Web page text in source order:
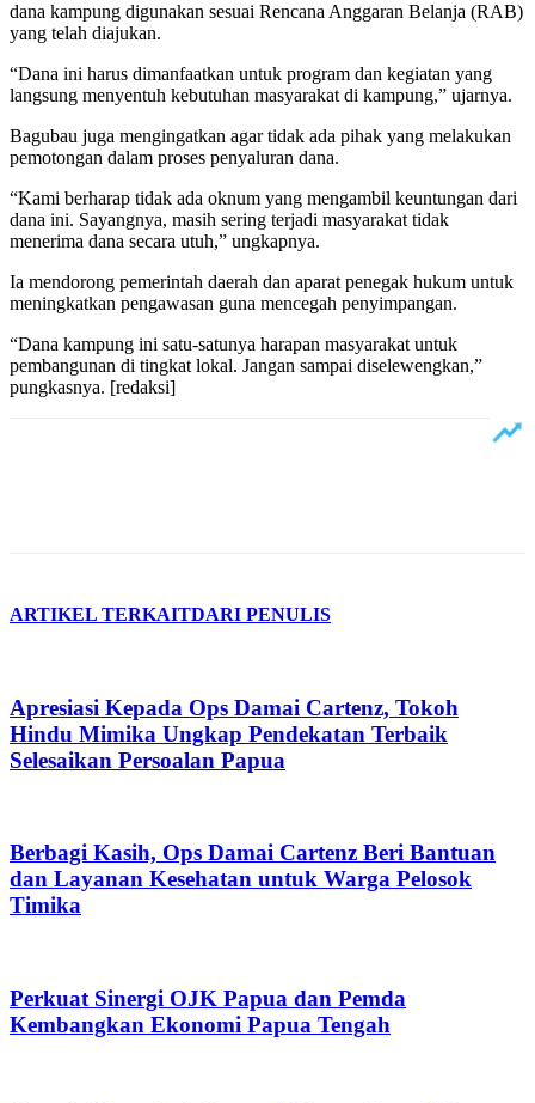
dana kampung digunakan sesuai Rencana Anggaran Belanja (RAB)
yang telah diajukan.
“Dana ini harus dimanfaatkan untuk program dan kegiatan yang
langsung menyentuh kebutuhan masyarakat di kampung,” ujarnya.
Bagubau juga mengingatkan agar tidak ada pihak yang melakukan
pemotongan dalam proses penyaluran dana.
“Kami berharap tidak ada oknum yang mengambil keuntungan dari
dana ini. Sayangnya, masih sering terjadi masyarakat tidak
menerima dana secara utuh,” ungkapnya.
Ia mendorong pemerintah daerah dan aparat penegak hukum untuk
meningkatkan pengawasan guna mencegah penyimpangan.
“Dana kampung ini satu-satunya harapan masyarakat untuk
pembangunan di tingkat lokal. Jangan sampai diselewengkan,”
pungkasnya. [redaksi]
ARTIKEL TERKAITDARI PENULIS
Apresiasi Kepada Ops Damai Cartenz, Tokoh
Hindu Mimika Ungkap Pendekatan Terbaik
Selesaikan Persoalan Papua
Berbagi Kasih, Ops Damai Cartenz Beri Bantuan
dan Layanan Kesehatan untuk Warga Pelosok
Timika
Perkuat Sinergi OJK Papua dan Pemda
Kembangkan Ekonomi Papua Tengah